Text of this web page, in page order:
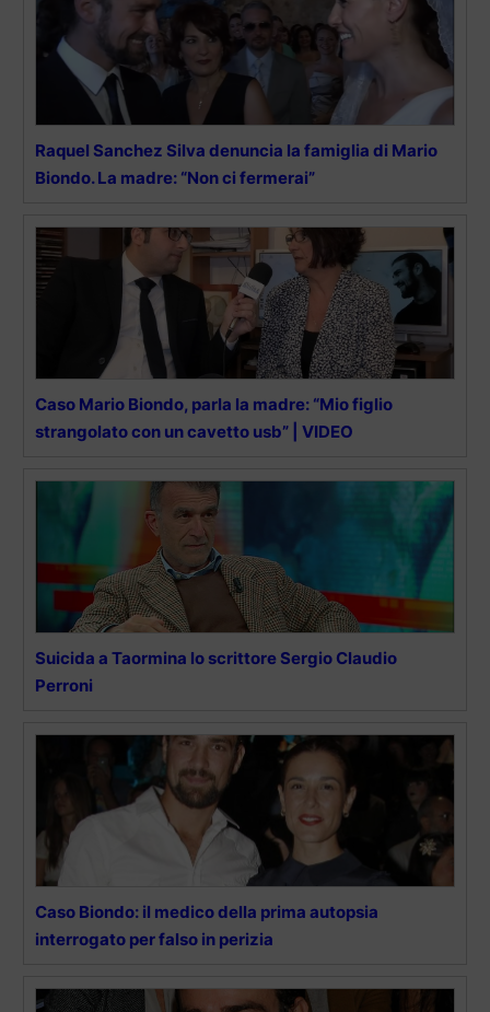
Raquel Sanchez Silva denuncia la famiglia di Mario
Biondo. La madre: “Non ci fermerai”
Caso Mario Biondo, parla la madre: “Mio figlio
strangolato con un cavetto usb” | VIDEO
Suicida a Taormina lo scrittore Sergio Claudio
Perroni
Caso Biondo: il medico della prima autopsia
interrogato per falso in perizia